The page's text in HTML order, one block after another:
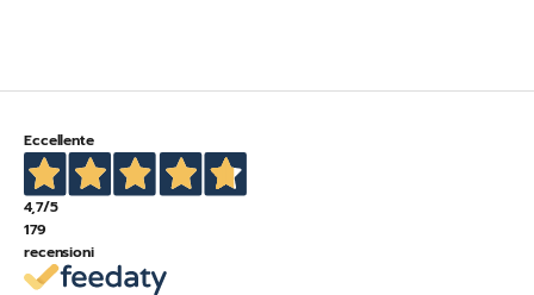
Eccellente
4,7/5
179
recensioni